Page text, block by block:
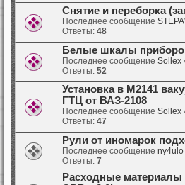
Снятие и переборка
Последнее сообщение
Ответы: 48
Белые шкалы
Последнее сообщение Sollex
Ответы: 52
Установка в М2141
ГТЦ от ВАЗ-2108
Последнее сообщение Sollex
Ответы: 47
Рули от иномарок
Последнее сообщение ny4ulo
Ответы: 7
Расходные